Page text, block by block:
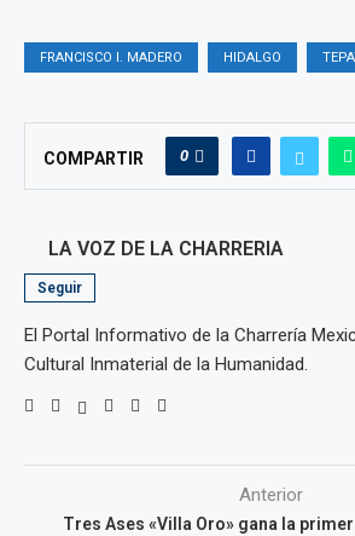
FRANCISCO I. MADERO HIDALGO
COMPARTIR 0
LA VOZ DE LA CHARRERIA
Seguir
El Portal Informativo de la Charrería
Cultural Inmaterial de la Humanidad.
Anterior
Tres Ases «Villa Oro» gana la